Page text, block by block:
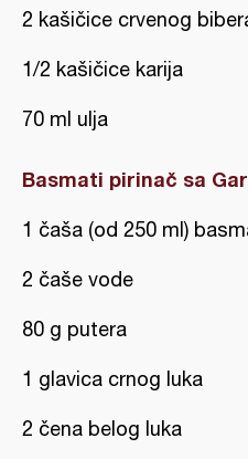
2 kašičice crvenog
1/2 kašičice karija
70 ml ulja
Basmati pirinač sa
1 čaša (od 250 ml)
2 čaše vode
80 g putera
1 glavica crnog luka
2 čena belog luka